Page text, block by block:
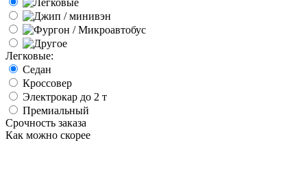
Легковые:
Седан
Кроссовер
Электрокар до 2 т
Премиальный
Срочность заказа
Как можно скорее